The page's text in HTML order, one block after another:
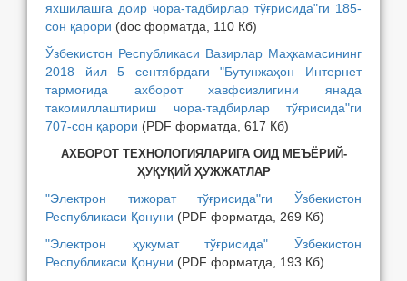
яхшилашга доир чора-тадбирлар тўғрисида"ги 185-
сон қарори (doc форматда, 110 Кб)
Ўзбекистон Республикаси Вазирлар Маҳкамасининг
2018 йил 5 сентябрдаги "Бутунжаҳон Интернет
тармоғида ахборот хавфсизлигини янада
такомиллаштириш чора-тадбирлар тўғрисида"ги
707-сон қарори (PDF форматда, 617 Кб)
АХБОРОТ ТЕХНОЛОГИЯЛАРИГА ОИД МЕЪЁРИЙ-
ҲУҚУҚИЙ ҲУЖЖАТЛАР
"Электрон тижорат тўғрисида"ги Ўзбекистон
Республикаси Қонуни (PDF форматда, 269 Кб)
"Электрон ҳукумат тўғрисида" Ўзбекистон
Республикаси Қонуни (PDF форматда, 193 Кб)